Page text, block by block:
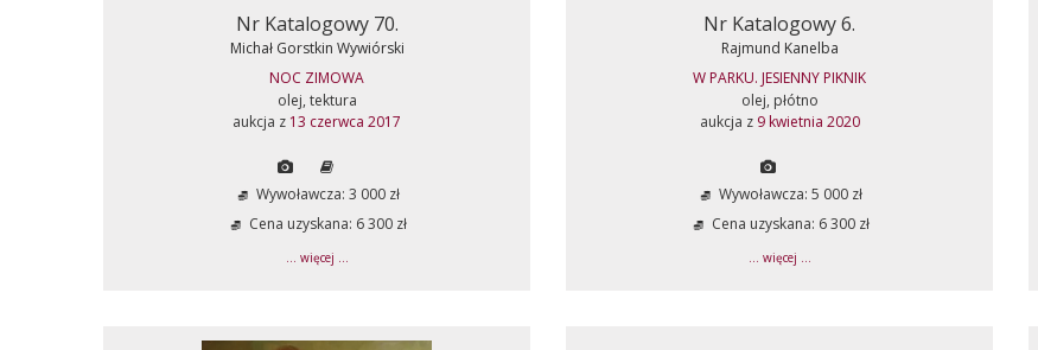
Nr Katalogowy 70.
Michał Gorstkin Wywiórski
NOC ZIMOWA
olej, tektura
aukcja z 13 czerwca 2017
Wywoławcza: 3 000 zł
Cena uzyskana: 6 300 zł
... więcej ...
Nr Katalogowy 6.
Rajmund Kanelba
W PARKU. JESIENNY PIKNIK
olej, płótno
aukcja z 9 kwietnia 2020
Wywoławcza: 5 000 zł
Cena uzyskana: 6 300 zł
... więcej ...